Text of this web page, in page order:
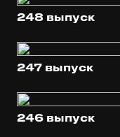
248 выпуск
247 выпуск
246 выпуск